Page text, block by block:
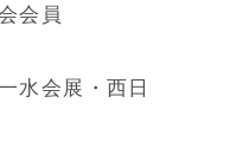
会員
水会展・西日